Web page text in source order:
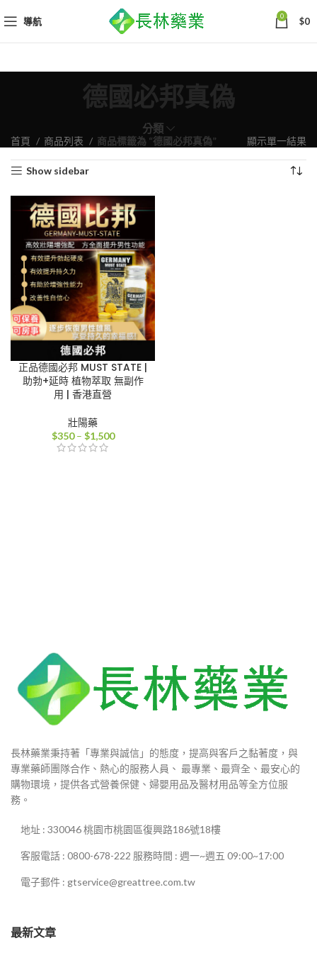
導航 0 $0
德國必邦真偽
分類
首頁 商品列表 商品標籤為 “德國必邦真偽” 顯示單一結果
Show sidebar
正品德國必邦 MUST STATE |
助勃+延時 植物萃取 無副作
用 | 香港直營
壯陽藥
$350 – $1,500價
長林藥業秉持著「專業與誠信」的態度，提高與客戶之黏著度，與
專業藥師團隊合作、熱心的服務人員、 最專業、最齊全、最安心的
購物環境，提供各式營養保健、婦嬰用品及醫材用品等全方位服
務。
地址 : 330046 桃園市桃園區復興路186號18樓
客服電話 : 0800-678-222 服務時間 : 週一~週五 09:00~17:00
電子郵件 : gtservice@greattree.com.tw
最新文章